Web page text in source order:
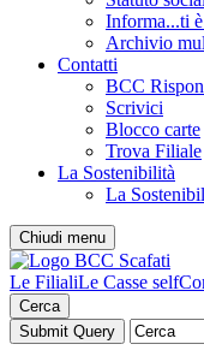
Informa...ti
Archivio
Contatti
BCC
Scrivici
Blocco carte
Trova Filiale
La Sostenibilità
La
Chiudi menu
Le FilialiLe Casse self
Cerca